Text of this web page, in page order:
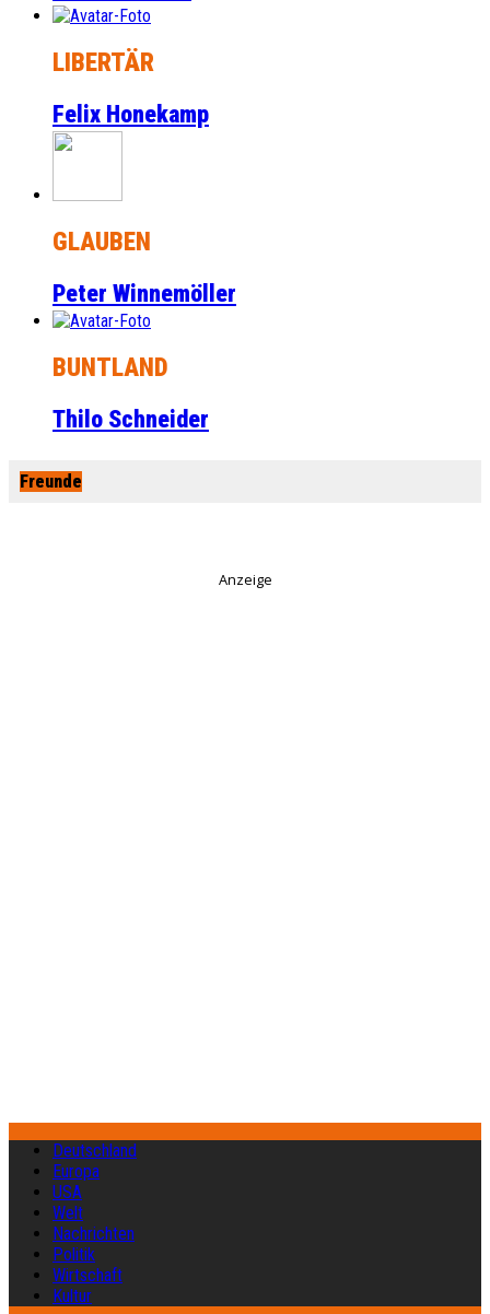
LIBERTÄR
Felix Honekamp
GLAUBEN
Peter Winnemöller
BUNTLAND
Thilo Schneider
Freunde
Anzeige
Deutschland
Europa
USA
Welt
Nachrichten
Politik
Wirtschaft
Kultur